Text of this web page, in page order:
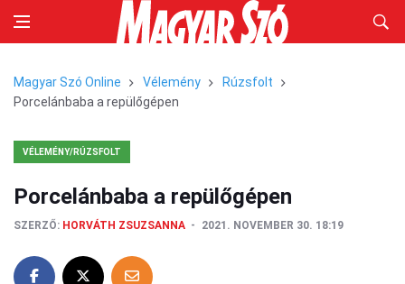
Magyar Szó Online Vélemény
Rúzsfolt
Porcelánbaba a repülőgépen
VÉLEMÉNY/RÚZSFOLT
Porcelánbaba a repülőgépen
SZERZŐ: HORVÁTH ZSUZSANNA 2021. NOVEMBER 30. 18:19